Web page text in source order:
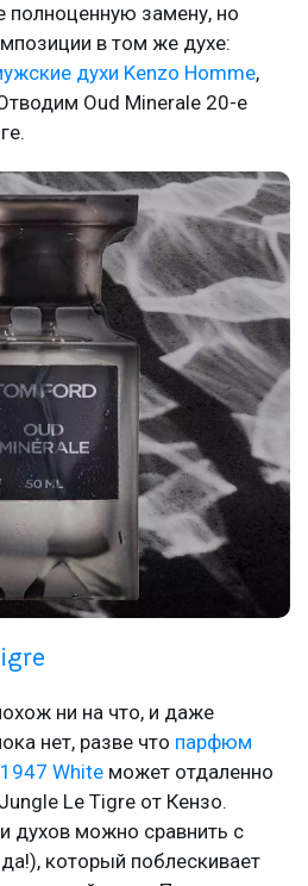
полноценную замену, но
в том же духе:
духи Kenzo Homme,
Oud Minerale 20-е
ни на что, и даже
нет, разве что парфюм
White может отдаленно
Le Tigre от Кензо.
духов можно сравнить с
который поблескивает